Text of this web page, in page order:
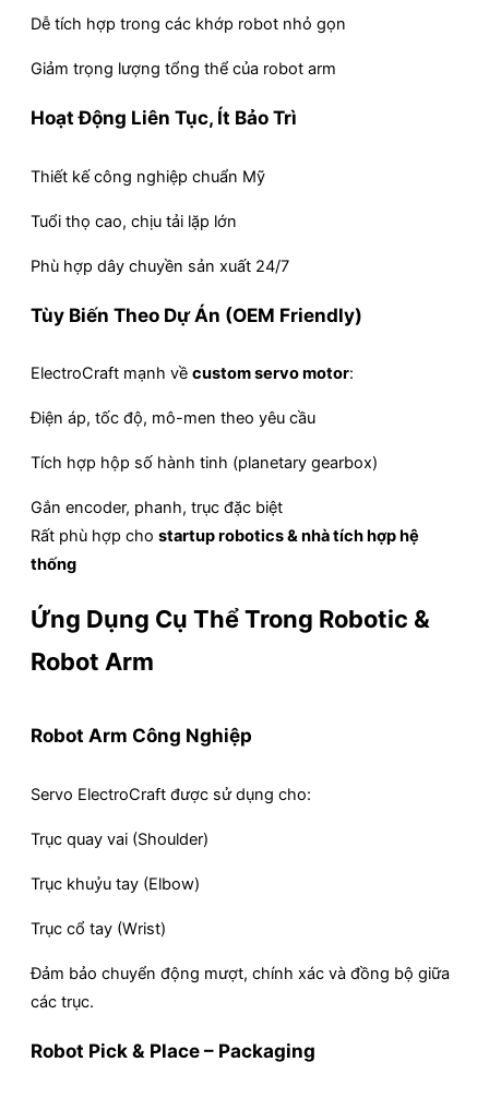
Dễ tích hợp trong các khớp robot nhỏ gọn
Giảm trọng lượng tổng thể của robot arm
Hoạt Động Liên Tục, Ít Bảo Trì
Thiết kế công nghiệp chuẩn Mỹ
Tuổi thọ cao, chịu tải lặp lớn
Phù hợp dây chuyền sản xuất 24/7
Tùy Biến Theo Dự Án (OEM Friendly)
ElectroCraft mạnh về custom servo motor:
Điện áp, tốc độ, mô-men theo yêu cầu
Tích hợp hộp số hành tinh (planetary gearbox)
Gắn encoder, phanh, trục đặc biệt
Rất phù hợp cho startup robotics & nhà tích hợp hệ
thống
Ứng Dụng Cụ Thể Trong Robotic &
Robot Arm
Robot Arm Công Nghiệp
Servo ElectroCraft được sử dụng cho:
Trục quay vai (Shoulder)
Trục khuỷu tay (Elbow)
Trục cổ tay (Wrist)
Đảm bảo chuyển động mượt, chính xác và đồng bộ giữa
các trục.
Robot Pick & Place – Packaging